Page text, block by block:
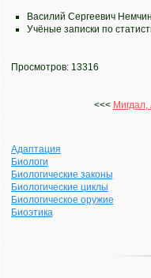
Василий Сергеевич
Учёные записки по
Просмотров: 13316
<<<
Адаптация
Биологи
Биологические законы
Биологические циклы
Биологическое оружие
Биоэтика